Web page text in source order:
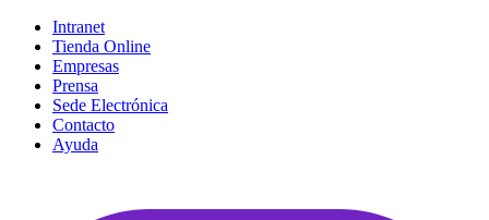
Intranet
Tienda Online
Empresas
Prensa
Sede Electrónica
Contacto
Ayuda